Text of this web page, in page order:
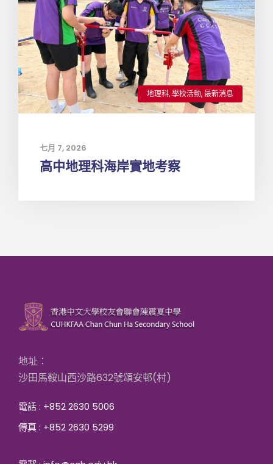
地理科,學校活動,最新消息
七月 7, 2026
高中地理科海岸實地考察
地址：
沙田馬鞍山西沙路632號頌安邨(村)
電話 : +852 2630 5006
傳真 : +852 2630 5299